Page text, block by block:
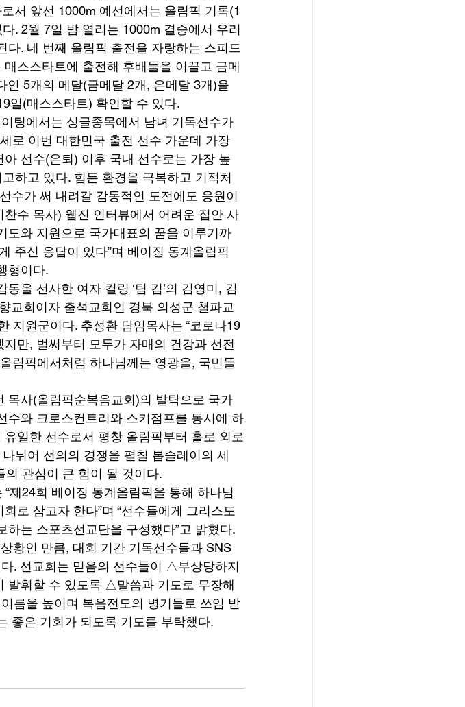
서 앞선 1000m 예선에서는 올림픽 기록(1
. 2월 7일 밤 열리는 1000m 결승에서 우리
. 네 번째 올림픽 출전을 자랑하는 스피드
스스타트에 출전해 후배들을 이끌고 금메
인 5개의 메달(금메달 2개, 은메달 3개)을
일(매스스타트) 확인할 수 있다.
팅에서는 싱글종목에서 남녀 기독선수가
로 이번 대한민국 출전 선수 가운데 가장
선수(은퇴) 이후 국내 선수로는 가장 높
하고 있다. 힘든 환경을 극복하고 기적처
수가 써 내려갈 감동적인 도전에도 응원이
수 목사) 웹진 인터뷰에서 어려운 집안 사
도와 지원으로 국가대표의 꿈을 이루기까
주신 응답이 있다”며 베이징 동계올림픽
형이다.
을 선사한 여자 컬링 ‘팀 킴’의 김영미, 김
교회이자 출석교회인 경북 의성군 철파교
지원군이다. 추성환 담임목사는 “코로나19
만, 벌써부터 모두가 자매의 건강과 선전
림픽에서처럼 하나님께는 영광을, 국민들
목사(올림픽순복음교회)의 발탁으로 국가
수와 크로스컨트리와 스키점프를 동시에 하
일한 선수로서 평창 올림픽부터 홀로 외로
뉘어 선의의 경쟁을 펼칠 봅슬레이의 세
관심이 큰 힘이 될 것이다.
제24회 베이징 동계올림픽을 통해 하나님
로 삼고자 한다”며 “선수들에게 그리스도
는 스포츠선교단을 구성했다”고 밝혔다.
황인 만큼, 대회 기간 기독선수들과 SNS
. 선교회는 믿음의 선수들이 △부상당하지
발휘할 수 있도록 △말씀과 기도로 무장해
름을 높이며 복음전도의 병기들로 쓰임 받
좋은 기회가 되도록 기도를 부탁했다.